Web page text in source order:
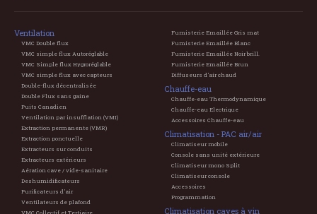
Ventilation
VMC Double flux
VMC simple flux Autoréglable
VMC Simple flux Hygroréglable
VMC simple flux avec capteurs
Double-flux décentralisée
Double Flux sans gaine
Puits Canadien
Ventilation par insufflation (VMI)
Extraction permanente (VMR)
Extraction ponctuelle
Extracteurs sur conduits
Extracteurs extérieurs
Aération cave / vide-sanitaire
Deshumidificateurs
Purificateurs d'air
Ventilateurs de plafond
Fumisterie Emaillée Gris mat
Fumisterie Emaillée Blanc
Fumisterie Emaillée Noir brill.
Fumisterie Emaillée Brun
Diffuseurs d'air chaud
Chauffe-eau
Chauffe-eau Thermodynamique
Chauffe-eau Electrique
Accessoires Chauffe-eau
Climatisation - PAC air/air
Climatiseur mobile
Console sans unité extérieure
Climatiseur mono Split
Climatiseur console
Accessoires
Programmation
Climatisation caves à vin